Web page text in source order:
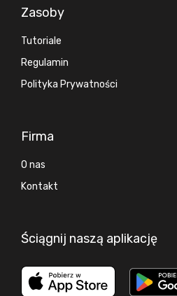
Zasoby
Tutoriale
Regulamin
Polityka Prywatności
Firma
O nas
Kontakt
Ściągnij naszą aplikację